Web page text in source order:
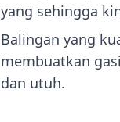
yang sehingga
Balingan yang
membuatkan
dan utuh.